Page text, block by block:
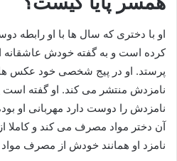
او با دختری که سال ها با او رابطه
کرده است و به گفته خودش عاشقانه
پرستد. او در پیج شخصی خود عکس
نامزدش منتشر می کند. او گفته است
نامزدش را دوست دارد مهربانی او
آن دختر مواد مصرف می کند و کاملا
نامزد او همانند خودش از مصرف